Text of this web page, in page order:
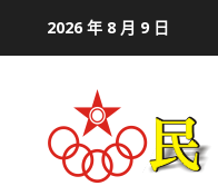
2026 年 8 月 9 日